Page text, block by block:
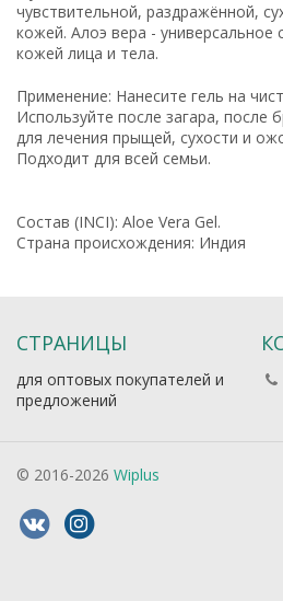
чувствительной, раздражённой,
кожей. Алоэ вера - универсальное
кожей лица и тела.
Применение: Нанесите гель на
Используйте после загара, после
для лечения прыщей, сухости и
Подходит для всей семьи.
Состав (INCI): Aloe Vera Gel.
Страна происхождения: Индия
СТРАНИЦЫ
для оптовых покупателей и
предложений
© 2016-2026 Wiplus